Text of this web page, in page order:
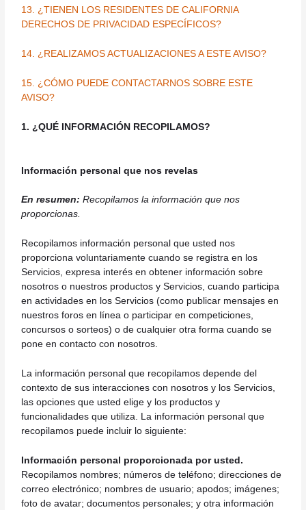
13. ¿TIENEN LOS RESIDENTES DE CALIFORNIA
DERECHOS DE PRIVACIDAD ESPECÍFICOS?
14. ¿REALIZAMOS ACTUALIZACIONES A ESTE AVISO?
15. ¿CÓMO PUEDE CONTACTARNOS SOBRE ESTE
AVISO?
1. ¿QUÉ INFORMACIÓN RECOPILAMOS?
Información personal que nos revelas
En resumen:Recopilamos la información que nos
proporcionas.
Recopilamos información personal que usted nos
proporciona voluntariamente cuando se registra en los
Servicios, expresa interés en obtener información sobre
nosotros o nuestros productos y Servicios, cuando participa
en actividades en los Servicios (como publicar mensajes en
nuestros foros en línea o participar en competiciones,
concursos o sorteos) o de cualquier otra forma cuando se
pone en contacto con nosotros.
La información personal que recopilamos depende del
contexto de sus interacciones con nosotros y los Servicios,
las opciones que usted elige y los productos y
funcionalidades que utiliza. La información personal que
recopilamos puede incluir lo siguiente:
Información personal proporcionada por usted.
Recopilamos nombres; números de teléfono; direcciones de
correo electrónico; nombres de usuario; apodos; imágenes;
foto de avatar; documentos personales; y otra información